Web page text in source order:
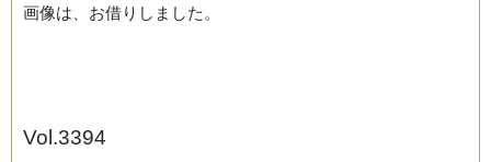
画像は、お借りしました。
Vol.3394